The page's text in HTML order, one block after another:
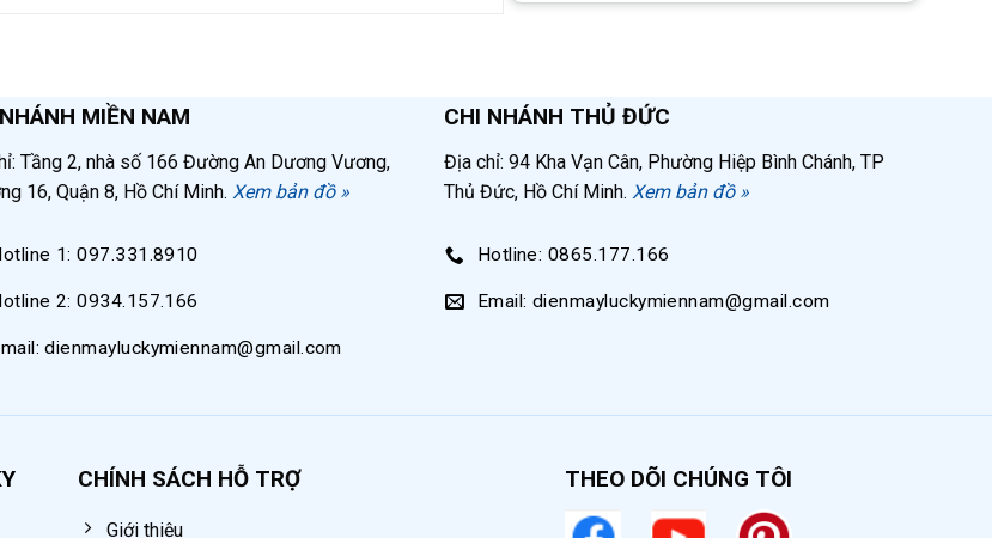
khí nén quá cao như xưởng chế biến gỗ, nhà máy
tới 15.5m3/phút giúp đảm bảo khí nén đầu ra ổn
MIỀN NAM
Tầng 2, nhà số 166 Đường An Dương Vương,
16, Quận 8, Hồ Chí Minh.Xem bản đồ »
1: 097.331.8910
2: 0934.157.166
dienmayluckymiennam@gmail.com
CHI NHÁNH THỦ ĐỨC
Địa chỉ: 94 Kha Vạn Cân, Phường Hiệp Bình Chánh, TP
Thủ Đức, Hồ Chí Minh. Xem bản đồ »
Hotline: 0865.177.166
Email: dienmayluckymiennam@gmail.com
CHÍNH SÁCH HỖ TRỢ
Giới thiệu
THEO DÕI CHÚNG TÔI